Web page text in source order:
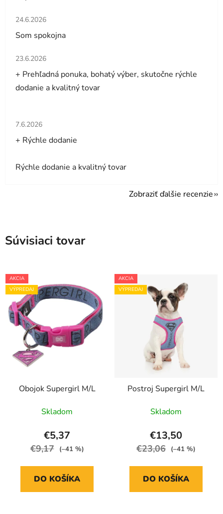
Hodnotenie obchodu je 5 z 5 hviezdičiek.
24.6.2026
Som spokojna
Hodnotenie obchodu je 5 z 5 hviezdičiek.
23.6.2026
+ Prehľadná ponuka, bohatý výber, skutočne rýchle
dodanie a kvalitný tovar
Hodnotenie obchodu je 5 z 5 hviezdičiek.
7.6.2026
+ Rýchle dodanie
Rýchle dodanie a kvalitný tovar
Zobraziť ďalšie recenzie
Súvisiaci tovar
AKCIA
VÝPREDAJ
Obojok Supergirl M/L
Skladom
€5,37
€9,17 (–41 %)
DO KOŠÍKA
AKCIA
VÝPREDAJ
Postroj Supergirl M/L
Skladom
€13,50
€23,06 (–41 %)
DO KOŠÍKA